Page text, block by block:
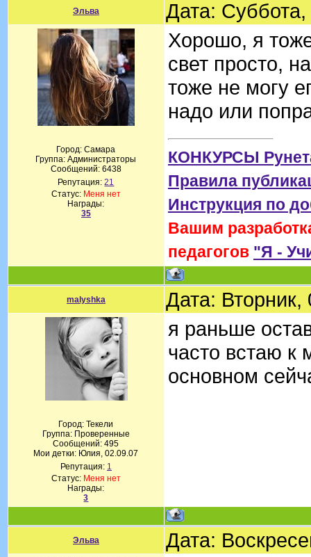
Эльва Дата:
Город: Самара
Группа: Администраторы
Сообщений: 6438
Репутация:21
Статус: Меня нет
Награды:
35
Хорошо, я
свет просто,
тоже не могу
надо или
КОНКУРСЫ
Правила
Инструкция по
Вашим
педагогов "Я -
malyshka Дата:
Город: Текели
Группа: Проверенные
Сообщений:495
Мои детки: Юлия, 02.09.07
Репутация: 1
Статус: Меня нет
Награды:
3
я раньше
часто встаю к
основном
Эльва Дата: